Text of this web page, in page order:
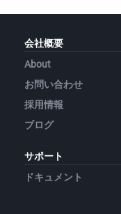
会社概要
About
お問い合わせ
採用情報
ブログ
サポート
ドキュメント